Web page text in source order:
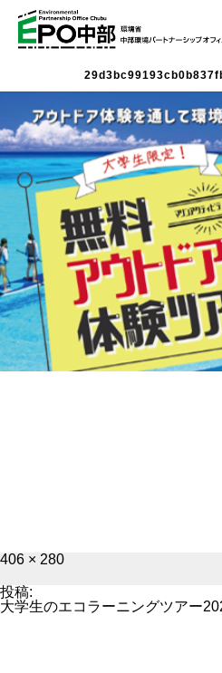
フ
サ
イ
ズ
406 × 280
投稿:
大学生のエコラーニングツアー